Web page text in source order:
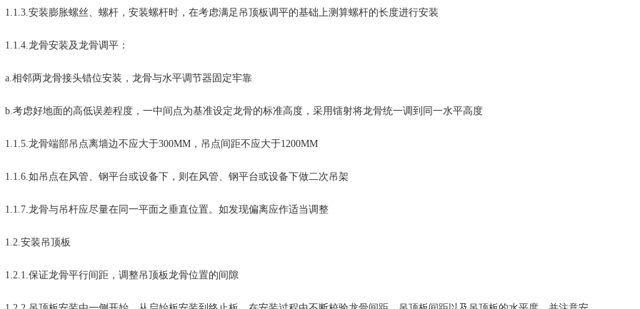
安装膨胀螺丝、螺杆，安装螺杆时，在考虑满足吊顶板调平的基础上测算螺杆的长度进行安装
龙骨安装及龙骨调平：
邻两龙骨接头错位安装，龙骨与水平调节器固定牢靠
虑好地面的高低误差程度，一中间点为基准设定龙骨的标准高度，采用镭射将龙骨统一调到同一水平高度
龙骨端部吊点离墙边不应大于300MM，吊点间距不应大于1200MM
如吊点在风管、钢平台或设备下，则在风管、钢平台或设备下做二次吊架
龙骨与吊杆应尽量在同一平面之垂直位置。如发现偏离应作适当调整
安装吊顶板
保证龙骨平行间距，调整吊顶板龙骨位置的间隙